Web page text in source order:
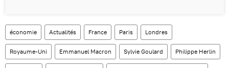
économie Actualités France Paris Londres
Royaume-Uni Emmanuel Macron Sylvie Goulard Philippe Herlin